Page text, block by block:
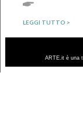
LEGGI TUTTO >
ARTE.it è una